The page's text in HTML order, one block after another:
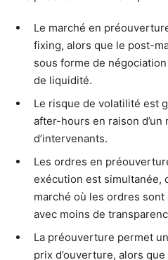
Le marché en
fixing, alors que le post-
sous forme de
de liquidité.
Le risque de volatilité est
after-hours en raison
d’intervenants.
Les ordres en
exécution est simultanée,
marché où les ordres
avec moins de
La préouverture permet
prix d’ouverture, alors